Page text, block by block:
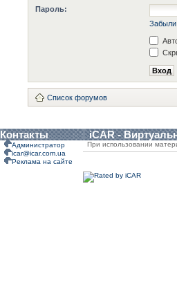
Пароль:
Забыли
Список форумов
Контакты iCAR -
Администратор
icar@icar.com.ua
Реклама на сайте
При использовании